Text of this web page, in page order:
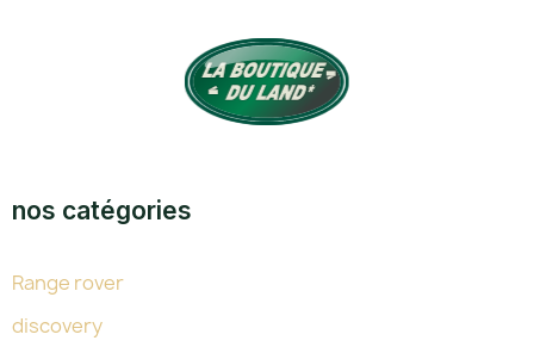
nos catégories
Range rover
discovery